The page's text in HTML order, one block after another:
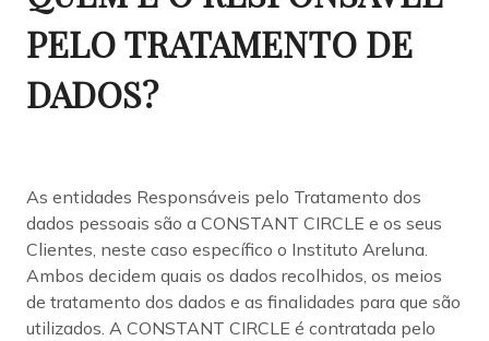
PELO TRATAMENTO DE
DADOS?
As entidades Responsáveis pelo Tratamento dos
dados pessoais são a CONSTANT CIRCLE e os seus
Clientes, neste caso específico o Instituto Areluna.
Ambos decidem quais os dados recolhidos, os meios
de tratamento dos dados e as finalidades para que são
utilizados. A CONSTANT CIRCLE é contratada pelo